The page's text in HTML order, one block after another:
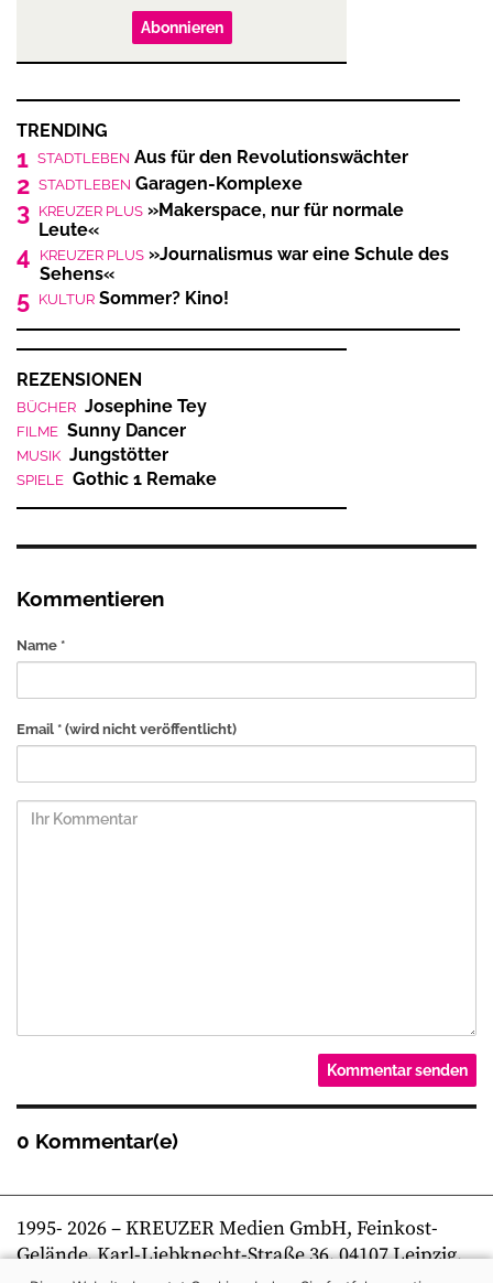
Abonnieren
TRENDING
1 STADTLEBEN Aus für den Revolutionswächter
2 STADTLEBEN Garagen-Komplexe
3 KREUZER PLUS »Makerspace, nur für normale
Leute«
4 KREUZER PLUS »Journalismus war eine Schule des
Sehens«
5 KULTUR Sommer? Kino!
REZENSIONEN
BÜCHER Josephine Tey
FILME Sunny Dancer
MUSIK Jungstötter
SPIELE Gothic 1 Remake
Kommentieren
Name *
Email * (wird nicht veröffentlicht)
0 Kommentar(e)
1995- 2026– KREUZER Medien GmbH, Feinkost-
Gelände, Karl-Liebknecht-Straße 36, 04107 Leipzig,